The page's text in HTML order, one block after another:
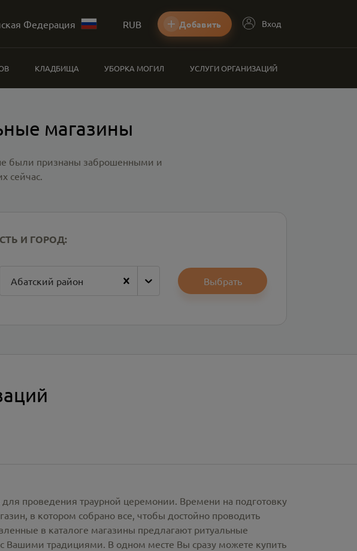
Федерация RUB Добавить Вход
КЛАДБИЩА УБОРКА МОГИЛ УСЛУГИ ОРГАНИЗАЦИЙ
магазины
были признаны заброшенными и
сейчас.
И ГОРОД:
Абатский район Выбрать
проведения траурной церемонии. Времени на подготовку
в котором собрано все, чтобы достойно проводить
в каталоге магазины предлагают ритуальные
Вашими традициями. В одном месте Вы сразу можете купить